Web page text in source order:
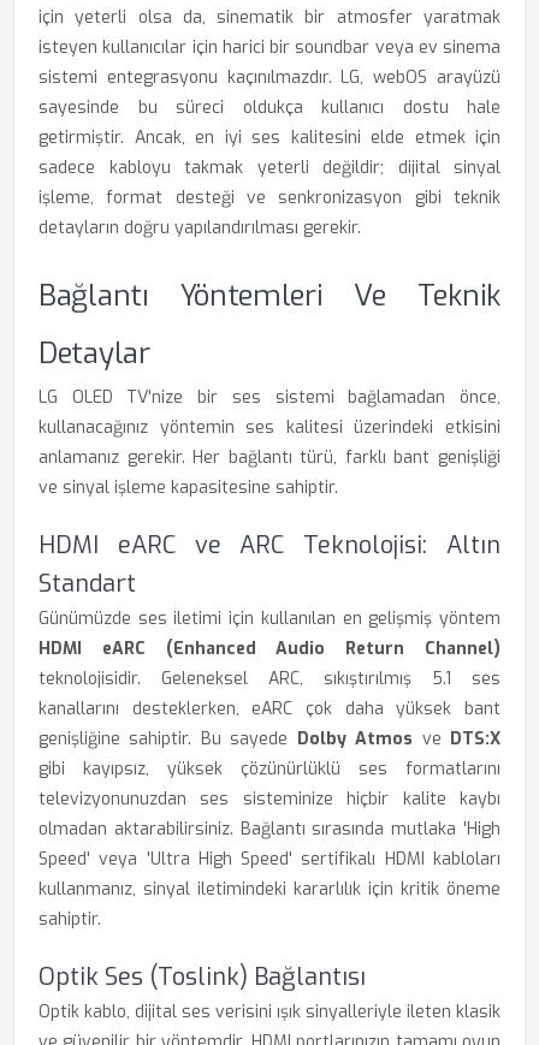
için yeterli olsa da, sinematik bir atmosfer yaratmak
isteyen kullanıcılar için harici bir soundbar veya ev sinema
sistemi entegrasyonu kaçınılmazdır. LG, webOS arayüzü
sayesinde bu süreci oldukça kullanıcı dostu hale
getirmiştir. Ancak, en iyi ses kalitesini elde etmek için
sadece kabloyu takmak yeterli değildir; dijital sinyal
işleme, format desteği ve senkronizasyon gibi teknik
detayların doğru yapılandırılması gerekir.
Bağlantı Yöntemleri Ve Teknik
Detaylar
LG OLED TV'nize bir ses sistemi bağlamadan önce,
kullanacağınız yöntemin ses kalitesi üzerindeki etkisini
anlamanız gerekir. Her bağlantı türü, farklı bant genişliği
ve sinyal işleme kapasitesine sahiptir.
HDMI eARC ve ARC Teknolojisi: Altın
Standart
Günümüzde ses iletimi için kullanılan en gelişmiş yöntem
HDMI eARC (Enhanced Audio Return Channel)
teknolojisidir. Geleneksel ARC, sıkıştırılmış 5.1 ses
kanallarını desteklerken, eARC çok daha yüksek bant
genişliğine sahiptir. Bu sayede Dolby Atmos ve DTS:X
gibi kayıpsız, yüksek çözünürlüklü ses formatlarını
televizyonunuzdan ses sisteminize hiçbir kalite kaybı
olmadan aktarabilirsiniz. Bağlantı sırasında mutlaka 'High
Speed' veya 'Ultra High Speed' sertifikalı HDMI kabloları
kullanmanız, sinyal iletimindeki kararlılık için kritik öneme
sahiptir.
Optik Ses (Toslink) Bağlantısı
Optik kablo, dijital ses verisini ışık sinyalleriyle ileten klasik